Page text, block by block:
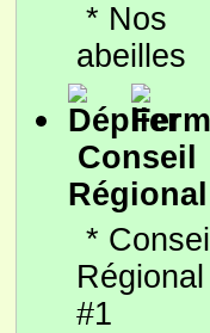
* Nos
abeilles
Conseil
Régional
* Conseil
Régional
#1